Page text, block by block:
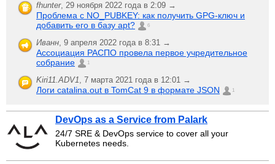
fhunter, 29 ноября 2022 года в 2:09 →
Проблема с NO_PUBKEY: как получить GPG-ключ и
добавить его в базу apt?
6
Иванн, 9 апреля 2022 года в 8:31 →
Ассоциация РАСПО провела первое учредительное
собрание
1
Kiri11.ADV1, 7 марта 2021 года в 12:01 →
Логи catalina.out в TomCat 9 в формате JSON 1
DevOps as a Service from Palark
24/7 SRE & DevOps service to cover all your
Kubernetes needs.